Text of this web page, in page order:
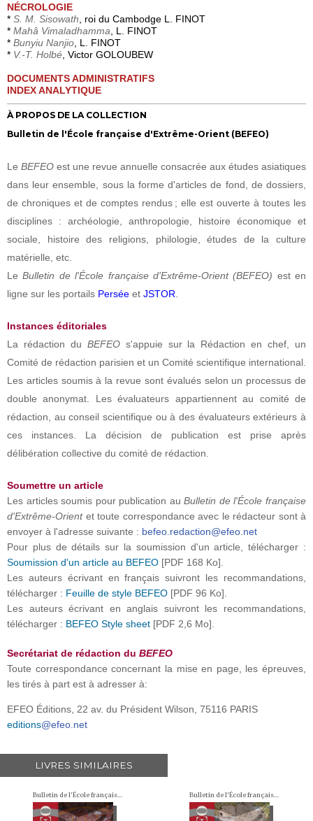
NÉCROLOGIE
* S. M. Sisowath , roi du Cambodge L. FINOT
* Mahâ Vimaladhamma , L. FINOT
* Bunyiu Nanjio , L. FINOT
* V.-T. Holbé , Victor GOLOUBEW
DOCUMENTS ADMINISTRATIFS
INDEX ANALYTIQUE
À PROPOS DE LA COLLECTION
Bulletin de l'École française d'Extrême-Orient (BEFEO)
Le BEFEO est une revue annuelle consacrée aux études asiatiques
dans leur ensemble, sous la forme d'articles de fond, de dossiers,
de chroniques et de comptes rendus ; elle est ouverte à toutes les
disciplines : archéologie, anthropologie, histoire économique et
sociale, histoire des religions, philologie, études de la culture
matérielle, etc.
LeBulletin de l'École française d'Extrême-Orient (BEFEO) est en
ligne sur les portails Persée et JSTOR
Instances éditoriales
La rédaction du BEFEOs'appuie sur la Rédaction en chef, un
Comité de rédaction parisien et un Comité scientifique international.
Les articles soumis à la revue sont évalués selon un processus de
double anonymat. Les évaluateurs appartiennent au comité de
rédaction, au conseil scientifique ou à des évaluateurs extérieurs à
ces instances. La décision de publication est prise après
délibération collective du comité de rédaction.
Soumettre un article
Les articles soumis pour publication auBulletin de l'École française
d'Extrême-Orientet toute correspondance avec le rédacteur sont à
envoyer à l'adresse suivante : befeo.redaction@efeo.net
Pour plus de détails sur la soumission d'un article, télécharger :
Soumission d'un article au BEFEO [PDF 168 Ko].
Les auteurs écrivant en français suivront les recommandations,
télécharger : Feuille de style BEFEO [PDF 96 Ko].
Les auteurs écrivant en anglais suivront les recommandations,
télécharger : BEFEO Style sheet [PDF 2,6 Mo].
Secrétariat de rédaction du BEFEO
Toute correspondance concernant la mise en page, les épreuves,
les tirés à part est à adresser à:
EFEO Éditions, 22 av. du Président Wilson, 75116 PARIS
editions@efeo.net
LIVRES SIMILAIRES
Bulletin de l'École française d'Extrême-Orient (BEFEO) Bulletin de l'École française d'Extrême-Orient (BEFEO)